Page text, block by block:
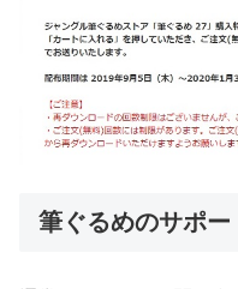
筆ぐるめのサポー